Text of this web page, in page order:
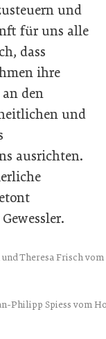
und
für uns alle
dass
ihre
den
und
ausrichten.
Theresa Frisch vom
Philipp Spiess vom